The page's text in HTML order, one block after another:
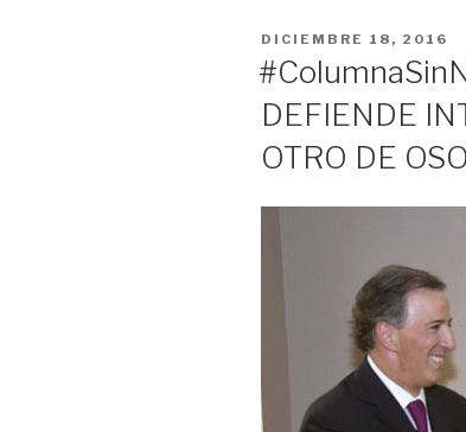
PUBLICADO
EN
DICIEMBRE 18, 2016
DEFIENDE
OTRO DE